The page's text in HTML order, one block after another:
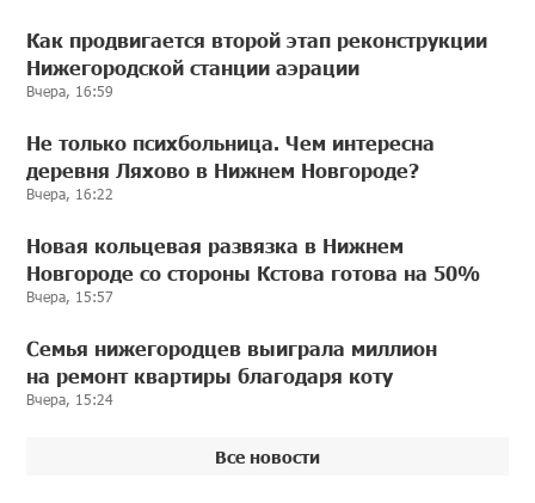
Как продвигается второй этап реконструкции
Нижегородской станции аэрации
Вчера, 16:59
Не только психбольница. Чем интересна
деревня Ляхово в Нижнем Новгороде?
Вчера, 16:22
Новая кольцевая развязка в Нижнем
Новгороде со стороны Кстова готова на 50%
Вчера, 15:57
Семья нижегородцев выиграла миллион
на ремонт квартиры благодаря коту
Вчера, 15:24
Все новости